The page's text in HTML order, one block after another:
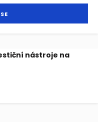
nástroje na